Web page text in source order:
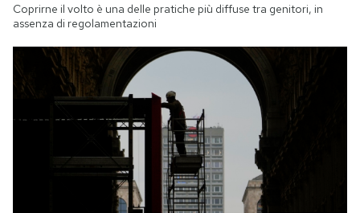
Coprirne il volto è una delle pratiche più diffuse tra genitori, in
assenza di regolamentazioni